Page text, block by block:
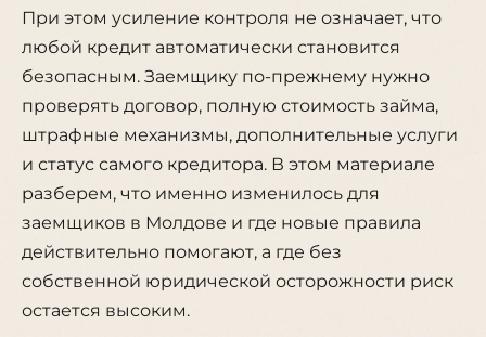
При этом усиление контроля не означает, что
любой кредит автоматически становится
безопасным. Заемщику по-прежнему нужно
проверять договор, полную стоимость займа,
штрафные механизмы, дополнительные услуги
и статус самого кредитора. В этом материале
разберем, что именно изменилось для
заемщиков в Молдове и где новые правила
действительно помогают, а где без
собственной юридической осторожности риск
остается высоким.